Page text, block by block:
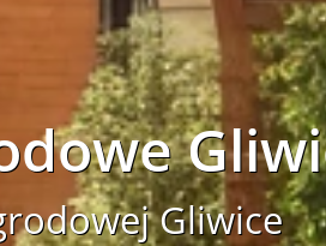
Gliwice